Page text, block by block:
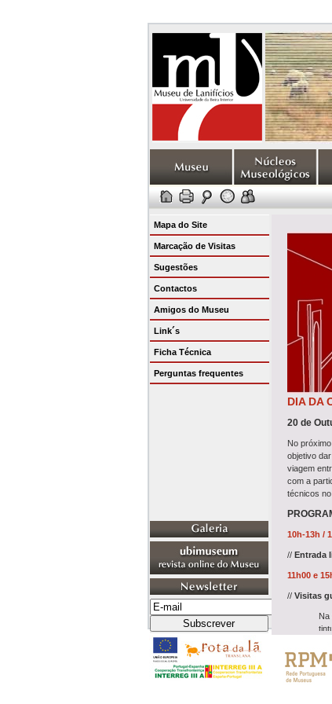
Mapa do Site
Marcação de Visitas
Sugestões
Contactos
Amigos do Museu
Link´s
Ficha Técnica
Perguntas frequentes
DIA DA
20 de
No
objetivo
viagem
com a
técnicos
10h-13h /
// Entrada
11h00 e
// Visitas
Na
e a